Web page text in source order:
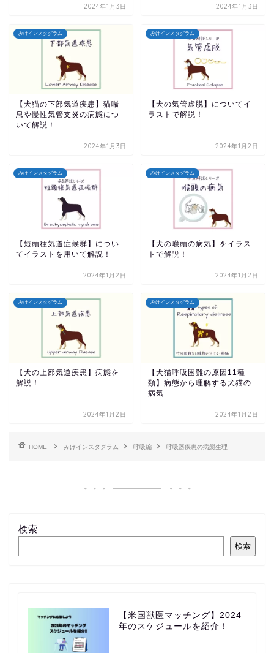
2024年1月3日 2024年1月3日
みけインスタグラム
【犬猫の下部気道疾患】猫喘
息や慢性気管支炎の病態につ
いて解説！
2024年1月3日
みけインスタグラム
【犬の気管虚脱】についてイ
ラストで解説！
2024年1月2日
みけインスタグラム
【短頭種気道症候群】につい
てイラストを用いて解説！
2024年1月2日
みけインスタグラム
【犬の喉頭の病気】をイラス
トで解説！
2024年1月2日
みけインスタグラム
【犬の上部気道疾患】病態を
解説！
2024年1月2日
みけインスタグラム
【犬猫呼吸困難の原因11種
類】病態から理解する犬猫の
病気
2024年1月2日
HOME みけインスタグラム 呼吸編 呼吸器疾患の病態生理
検索
検索
【米国獣医マッチング】2024
年のスケジュールを紹介！